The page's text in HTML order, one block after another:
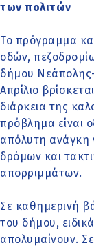
των πολιτών
Το πρόγραμμα
οδών,
δήμου
Απρίλιο
διάρκεια της
πρόβλημα είναι
απόλυτη ανάγκη
δρόμων και
απορριμμάτων.
Σε καθημερινή
του δήμου,
απολυμαίνουν.